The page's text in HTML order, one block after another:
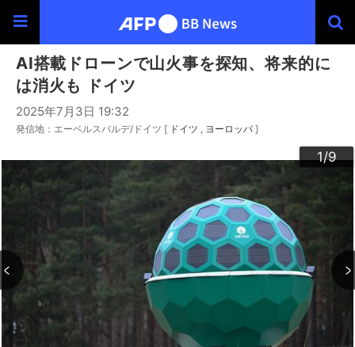
AI搭載ドローンで山火事を探知、将来的に
は消火も ドイツ
2025年7月3日 19:32
発信地：エーベルスバルデ/ドイツ [ ドイツ ヨーロッパ ]
1/9
2/9
3/9
4/9
5/9
6/9
7/9
8/9
9/9